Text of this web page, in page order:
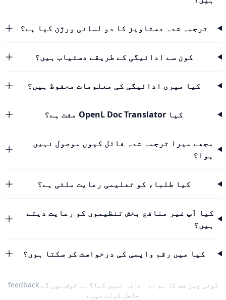
ترجمہ شدہ دستاویز کا دو لسانی ورژن کیا ہے؟
کون سے ادائیگی کے طریقے دستیاب ہیں؟
کیا میری ادائیگی کی معلومات محفوظ ہیں؟
کیا OpenL Doc Translator مفت ہے؟
مجھے میرا ترجمہ شدہ فائل کیوں موصول نہیں
ہوا؟
کیا طلباء کو تعلیمی رعایت ملتی ہے؟
کیا آپ غیر منافع بخش تنظیموں کو رعایت دیتے
ہیں؟
کیا میں رقم واپسی کی درخواست کر سکتا ہوں؟
کوئی چیز جس کا ہم نے احاطہ نہیں کیا؟ ہم خوش ہوں گےfeedback
حاصل کرنے میں .